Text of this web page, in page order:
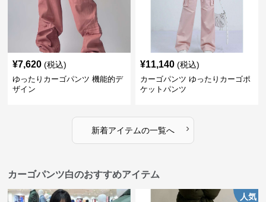
¥7,620 (税込)
ゆったりカーゴパンツ 機能的デ
ザイン
¥11,140 (税込)
カーゴパンツ ゆったりカーゴポ
ケットパンツ
新着アイテムの一覧へ ›
カーゴパンツ白のおすすめアイテム
人気